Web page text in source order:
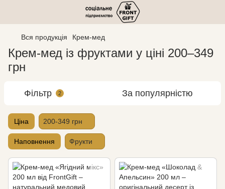
Вся продукція Крем-мед
Крем-мед із фруктами у ціні 200–349
грн
Фільтр 2 За популярністю
Ціна 200-349 грн
Наповнення Фрукти